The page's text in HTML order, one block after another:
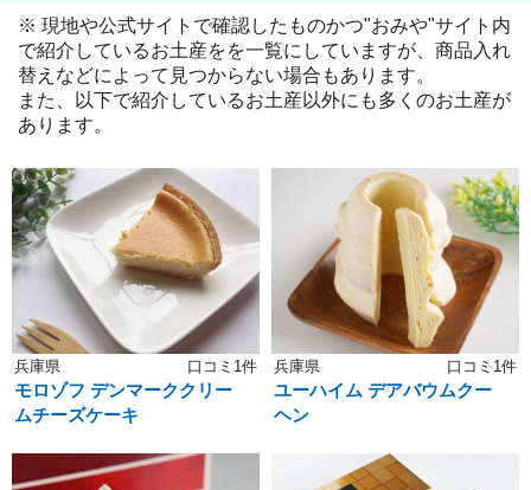
※ 現地や公式サイトで確認したものかつ"おみや"サイト内
で紹介しているお土産をを一覧にしていますが、商品入れ
替えなどによって見つからない場合もあります。
また、以下で紹介しているお土産以外にも多くのお土産が
あります。
兵庫県 口コミ1件
モロゾフ デンマーククリー
ムチーズケーキ
兵庫県 口コミ1件
ユーハイム デアバウムクー
ヘン